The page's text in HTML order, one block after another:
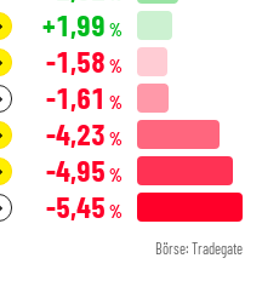
+1,99 %
-1,58 %
-1,61 %
-4,23 %
-4,95 %
-5,45 %
Börse: Tradegate